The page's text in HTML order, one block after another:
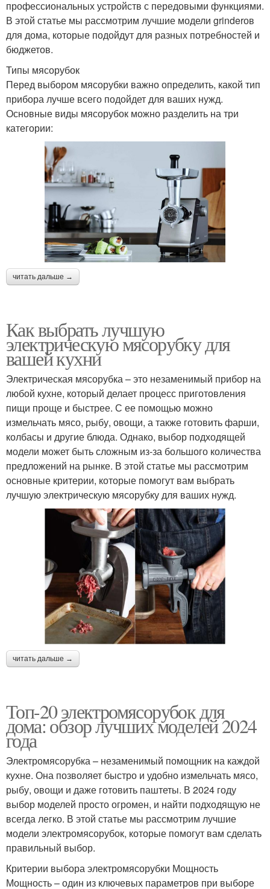
профессиональных устройств с передовыми функциями.
В этой статье мы рассмотрим лучшие модели grinderов
для дома, которые подойдут для разных потребностей и
бюджетов.
Типы мясорубок
Перед выбором мясорубки важно определить, какой тип
прибора лучше всего подойдет для ваших нужд.
Основные виды мясорубок можно разделить на три
категории:
читать дальше →
Как выбрать лучшую
электрическую мясорубку для
вашей кухни
Электрическая мясорубка – это незаменимый прибор на
любой кухне, который делает процесс приготовления
пищи проще и быстрее. С ее помощью можно
измельчать мясо, рыбу, овощи, а также готовить фарши,
колбасы и другие блюда. Однако, выбор подходящей
модели может быть сложным из-за большого количества
предложений на рынке. В этой статье мы рассмотрим
основные критерии, которые помогут вам выбрать
лучшую электрическую мясорубку для ваших нужд.
читать дальше →
Топ-20 электромясорубок для
дома: обзор лучших моделей 2024
года
Электромясорубка – незаменимый помощник на каждой
кухне. Она позволяет быстро и удобно измельчать мясо,
рыбу, овощи и даже готовить паштеты. В 2024 году
выбор моделей просто огромен, и найти подходящую не
всегда легко. В этой статье мы рассмотрим лучшие
модели электромясорубок, которые помогут вам сделать
правильный выбор.
Критерии выбора электромясорубки Мощность
Мощность – один из ключевых параметров при выборе